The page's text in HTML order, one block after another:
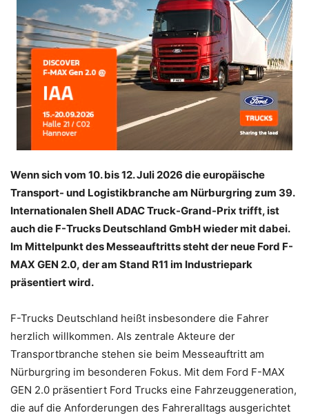
Wenn sich vom 10. bis 12. Juli 2026 die europäische
Transport- und Logistikbranche am Nürburgring zum 39.
Internationalen Shell ADAC Truck-Grand-Prix trifft, ist
auch die F-Trucks Deutschland GmbH wieder mit dabei.
Im Mittelpunkt des Messeauftritts steht der neue Ford F-
MAX GEN 2.0, der am Stand R11 im Industriepark
präsentiert wird.
F-Trucks Deutschland heißt insbesondere die Fahrer
herzlich willkommen. Als zentrale Akteure der
Transportbranche stehen sie beim Messeauftritt am
Nürburgring im besonderen Fokus. Mit dem Ford F-MAX
GEN 2.0 präsentiert Ford Trucks eine Fahrzeuggeneration,
die auf die Anforderungen des Fahreralltags ausgerichtet